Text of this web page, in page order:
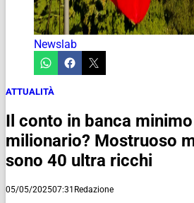
Newslab
ATTUALITÀ
Il conto in banca
milionario? Mostruoso
sono 40 ultra ricchi
05/05/202507:31 Redazione